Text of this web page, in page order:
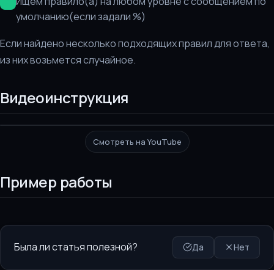
умолчанию(если задали %)
Если найдено несколько подходящих правил для ответа,
из них возьмется случайное.
Видеоинструкция
Смотреть на YouTube
Пример работы
Была ли статья полезной? Да Нет